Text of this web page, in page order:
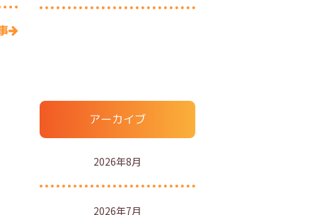
アーカイブ
2026年8月
2026年7月